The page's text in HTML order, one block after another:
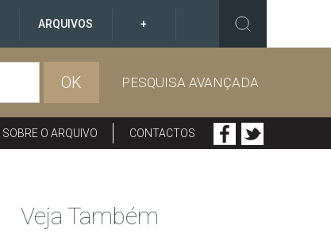
ARQUIVOS +
OK PESQUISA AVANÇADA
SOBRE O ARQUIVO CONTACTOS
Veja Também